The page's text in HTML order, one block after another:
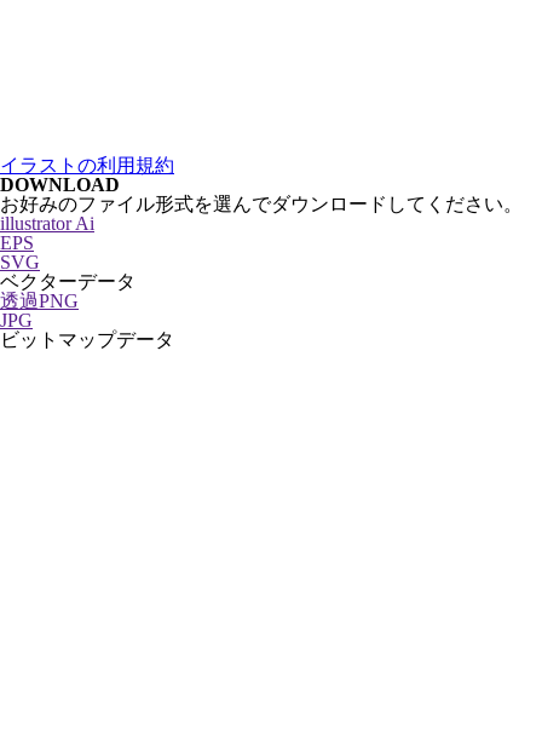
イラストの利用規約
DOWNLOAD
お好みのファイル形式を選んでダウンロードしてください。
illustrator Ai
EPS
SVG
ベクターデータ
透過PNG
JPG
ビットマップデータ